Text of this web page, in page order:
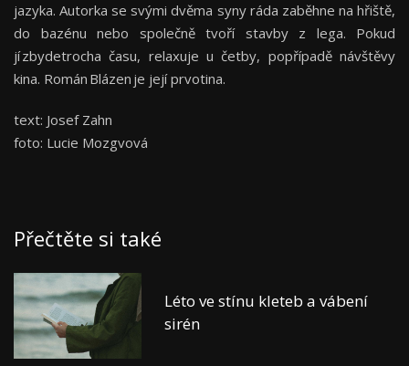
jazyka. Autorka se svými dvěma syny ráda zaběhne na hřiště,
do bazénu nebo společně tvoří stavby z lega. Pokud
jí zbydetrocha času, relaxuje u četby, popřípadě návštěvy
kina. Román Blázen je její prvotina.
text: Josef Zahn
foto: Lucie Mozgvová
Přečtěte si také
Léto ve stínu kleteb a vábení
sirén